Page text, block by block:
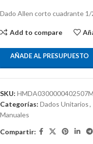
Dado Allen corto cuadrante 1/
Add to compare
AÑADE AL PRESUPUESTO
SKU: HMDA0300000402507M
Categorías: Dados Unitarios,
Manuales
Compartir: